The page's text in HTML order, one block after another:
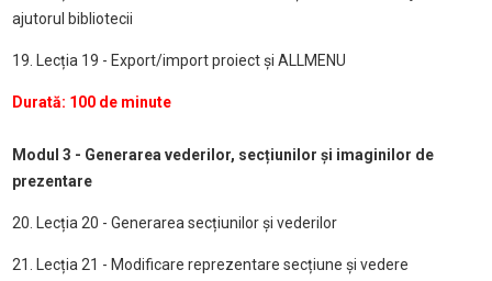
ajutorul bibliotecii
19. Lecția 19 - Export/import proiect și ALLMENU
Durată: 100 de minute
Modul 3 - Generarea vederilor, secțiunilor și imaginilor de
prezentare
20. Lecția 20 - Generarea secțiunilor și vederilor
21. Lecția 21 - Modificare reprezentare secțiune și vedere